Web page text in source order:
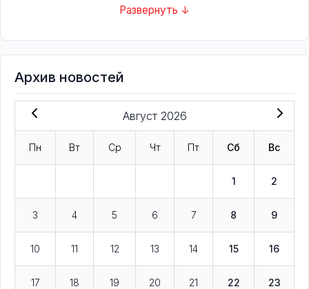
Развернуть ↓
Архив новостей
Август 2026
Пн Вт Ср Чт Пт Сб Вс
1 2
3 4 5 6 7 8 9
10 11 12 13 14 15 16
17 18 19 20 21 22 23